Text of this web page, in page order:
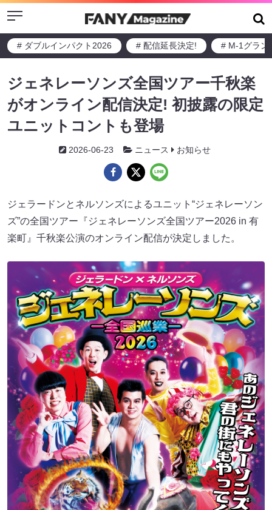
Menu
# ダブルインパクト2026 # 配信延長決定! # M-1グラン
ジェネレーソンズ全国ツアー千秋楽
がオンライン配信決定! 初披露の限定
ユニットコントも登場
2026-06-23 ニュース お知らせ
ジェラードンとネルソンズによるユニット“ジェネレーソン
ズ”の全国ツアー『ジェネレーソンズ全国ツアー2026 in 有
楽町』千秋楽公演のオンライン配信が決定しました。